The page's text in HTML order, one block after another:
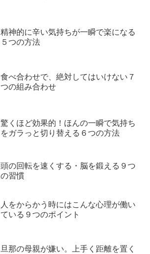
精神的に辛い気持ちが一瞬で楽になる
５つの方法
食べ合わせで、絶対してはいけない７
つの組み合わせ
驚くほど効果的！ほんの一瞬で気持ち
をガラっと切り替える６つの方法
頭の回転を速くする・脳を鍛える９つ
の習慣
人をからかう時にはこんな心理が働い
ている９つのポイント
旦那の母親が嫌い。上手く距離を置く